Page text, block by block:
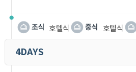
호텔식 호텔식
4DAYS